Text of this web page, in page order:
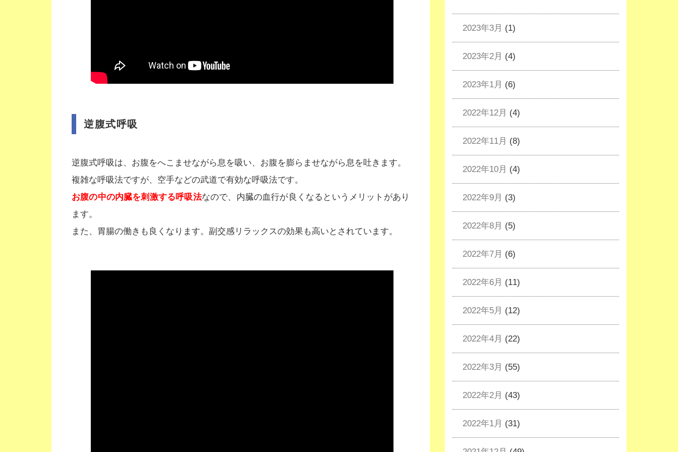
逆腹式呼吸
逆腹式呼吸は、お腹をへこませながら息を吸い、お腹を膨らませながら息を吐きます。
複雑な呼吸法ですが、空手などの武道で有効な呼吸法です。
お腹の中の内臓を刺激する呼吸法なので、内臓の血行が良くなるというメリットがあり
ます。
また、胃腸の働きも良くなります。副交感リラックスの効果も高いとされています。
2023年3月 (1)
2023年2月 (4)
2023年1月 (6)
2022年12月 (4)
2022年11月 (8)
2022年10月 (4)
2022年9月 (3)
2022年8月 (5)
2022年7月 (6)
2022年6月 (11)
2022年5月 (12)
2022年4月 (22)
2022年3月 (55)
2022年2月 (43)
2022年1月 (31)